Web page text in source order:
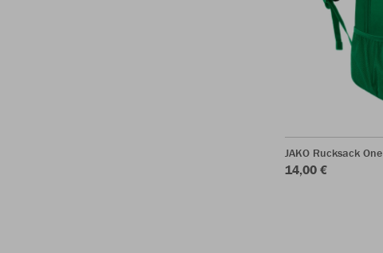
JAKO Rucksack One
14,00 €